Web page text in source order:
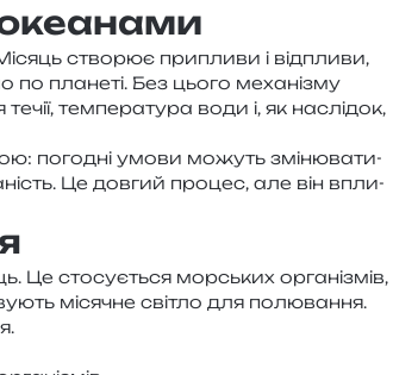
ство­рює при­пли­ви і від­пли­ви,
по пла­не­ті. Без цього меха­ні­зму
тем­пе­ра­ту­ра води і, як наслі­док,
пого­дні умови можуть змі­ню­ва­ти­
Це дов­гий про­цес, але він впли­
Це сто­су­є­ться мор­ських орга­ні­змів,
міся­чне сві­тло для полю­ва­н­ня.